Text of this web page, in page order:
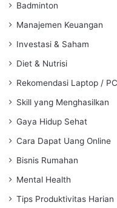
Badminton
Manajemen Keuangan
Investasi & Saham
Diet & Nutrisi
Rekomendasi Laptop / PC
Skill yang Menghasilkan
Gaya Hidup Sehat
Cara Dapat Uang Online
Bisnis Rumahan
Mental Health
Tips Produktivitas Harian